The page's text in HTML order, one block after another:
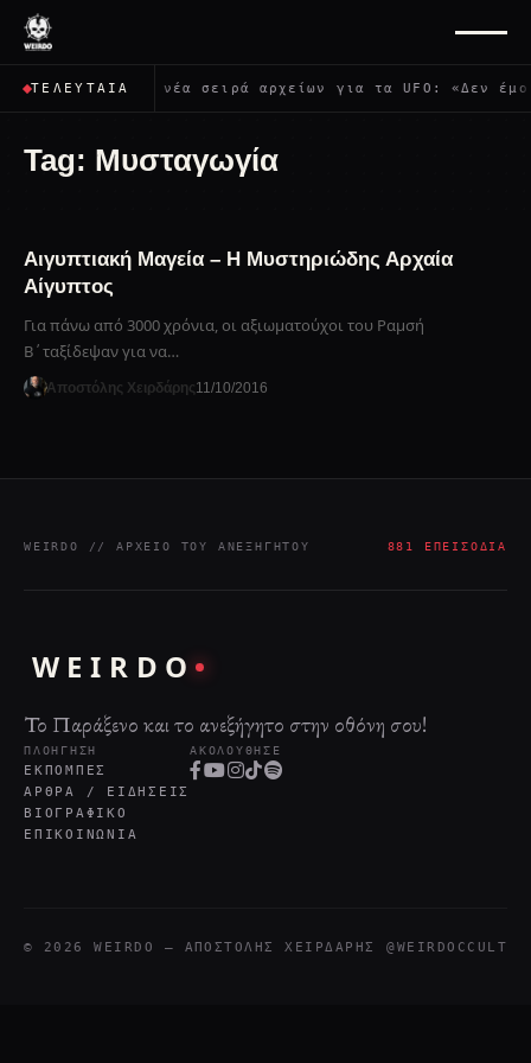
ΤΕΛΕΥΤΑΊΑ
δημοσιοποιεί νέα σειρά αρχείων για τα UFO: «Δεν
Tag: Μυσταγωγία
Αιγυπτιακή Μαγεία – Η Μυστηριώδης Αρχαία
Αίγυπτος
Για πάνω από 3000 χρόνια, οι αξιωματούχοι του Ραμσή
Β΄ταξίδεψαν για να…
Αποστόλης Χειρδάρης11/10/2016
WEIRDO // ΑΡΧΕΊΟ ΤΟΥ ΑΝΕΞΉΓΗΤΟΥ 881 ΕΠΕΙΣΌΔΙΑ
WEIRDO
Το Παράξενο και το ανεξήγητο στην οθόνη σου!
ΠΛΟΉΓΗΣΗ
ΕΚΠΟΜΠΈΣ
ΆΡΘΡΑ / ΕΙΔΉΣΕΙΣ
ΒΙΟΓΡΑΦΙΚΌ
ΕΠΙΚΟΙΝΩΝΊΑ
ΑΚΟΛΟΎΘΗΣΕ
© 2026 WEIRDO — ΑΠΟΣΤΌΛΗΣ ΧΕΙΡΔΆΡΗΣ @WEIRDOCCULT